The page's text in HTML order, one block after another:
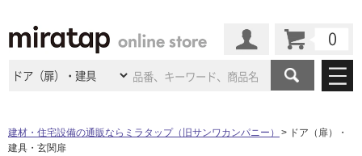
商品カテゴリ
建材・住宅設備の通販ならミラタップ（旧サンワカンパニー）
ドア（扉）・
建具・玄関扉